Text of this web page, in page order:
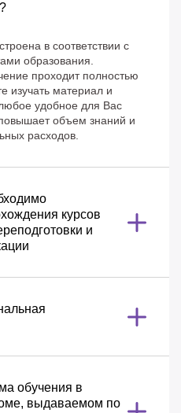
в соответствии с
образования.
проходит полностью
изучать материал и
удобное для Вас
объем знаний и
расходов.
курсов
и
обучения в
выдаваемом по